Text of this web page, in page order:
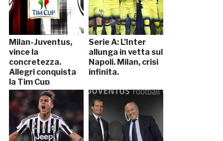
Milan-Juventus,
vince la
concretezza.
Allegri conquista
la Tim Cup
Serie A: L’Inter
allunga in vetta sul
Napoli. Milan, crisi
infinita.